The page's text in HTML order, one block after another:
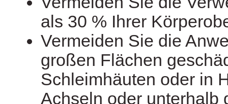
als 30 % Ihrer
Vermeiden Sie die
großen Flächen
Schleimhäuten oder in
Achseln oder unterhalb